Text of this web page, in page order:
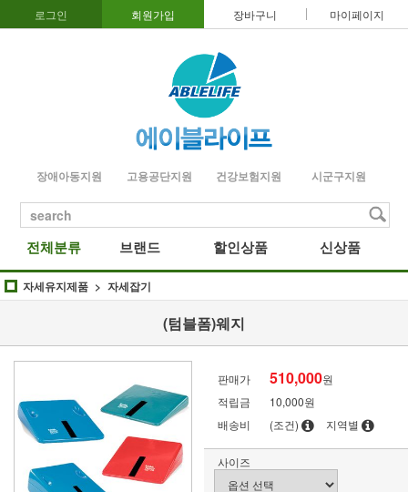
로그인 회원가입 장바구니 마이페이지
장애아동지원 고용공단지원 건강보험지원 시군구지원
search
전체분류 브랜드 할인상품 신상품
자세유지제품 자세잡기
(텀블폼)웨지
판매가 510,000원
적립금
10,000원
배송비
(조건) 지역별
사이즈